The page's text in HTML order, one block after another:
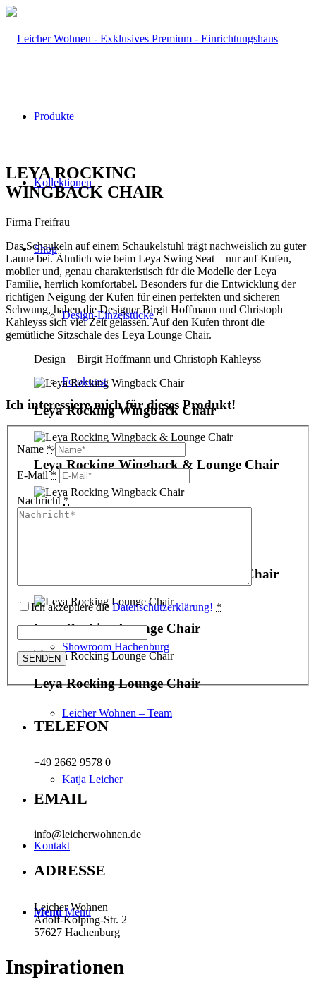
Produkte
Kollektionen
Shop
Design-Einzelstücke
Fotokunst
3D Visualisierungen
Geschenkgutscheine
Showroom Hachenburg
Leicher Wohnen – Team
Katja Leicher
Kontakt
Menü Menü
LEYA ROCKING
WINGBACK CHAIR
Firma Freifrau
Das Schaukeln auf einem Schaukelstuhl trägt nachweislich zu guter
Laune bei. Ähnlich wie beim Leya Swing Seat – nur auf Kufen,
mobiler und, genau charakteristisch für die Modelle der Leya
Familie, herrlich komfortabel. Besonders für die Entwicklung der
richtigen Neigung der Kufen für einen perfekten und sicheren
Schwung, haben die Designer Birgit Hoffmann und Christoph
Kahleyss sich viel Zeit gelassen. Auf den Kufen thront die
gemütliche Sitzschale des Leya Lounge Chair.
Design – Birgit Hoffmann und Christoph Kahleyss
Leya Rocking Wingback Chair
Leya Rocking Wingback & Lounge Chair
Leya Rocking Wingback Chair
Leya Rocking Wingback & Lounge Chair
Leya Rocking Lounge Chair
Leya Rocking Lounge Chair
Ich interessiere mich für dieses Produkt!
Name *
E-Mail*
Nachricht *
Ich akzeptiere dieDatenschutzerklärung! *
TELEFON
+49 2662 9578 0
EMAIL
info@leicherwohnen.de
ADRESSE
Leicher Wohnen
Adolf-Kolping-Str. 2
57627 Hachenburg
Inspirationen